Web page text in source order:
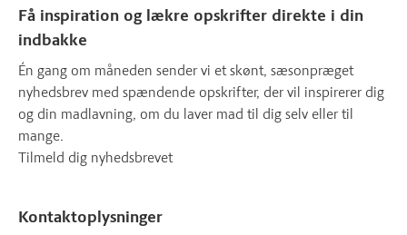
Få inspiration og lækre opskrifter direkte i din
indbakke
Én gang om måneden sender vi et skønt, sæsonpræget
nyhedsbrev med spændende opskrifter, der vil inspirerer dig
og din madlavning, om du laver mad til dig selv eller til
mange.
Tilmeld dig nyhedsbrevet
Kontaktoplysninger